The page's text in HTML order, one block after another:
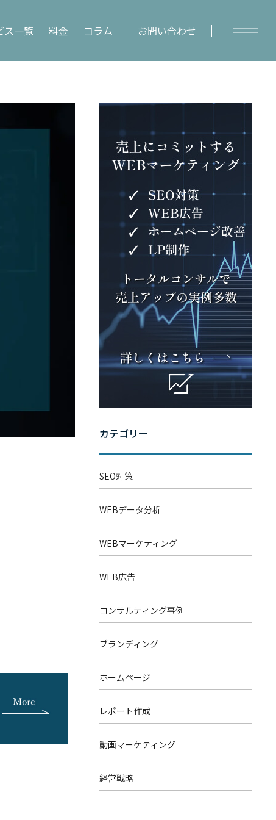
ス一覧 料金 コラム お問い合わせ
Column
「WEBマーケティングを徹底
カテゴリー
SEO対策
WEBデータ分析
WEBマーケティング
WEB広告
コンサルティング事例
ブランディング
ホームページ
レポート作成
動画マーケティング
経営戦略